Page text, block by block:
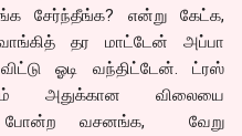
சேர்ந்தீங்க? என்று கேட்க,
தர மாட்டேன் அப்பா
ஓடி வந்திட்டேன். ட்ரஸ்
அதுக்கான விலையை
போன்ற வசனங்க, வேறு